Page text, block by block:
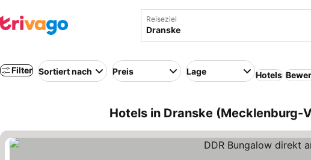
Reiseziel
Filter Sortiert nach Preis Lage Hotels
Hotels in Dranske (Mecklenburg-